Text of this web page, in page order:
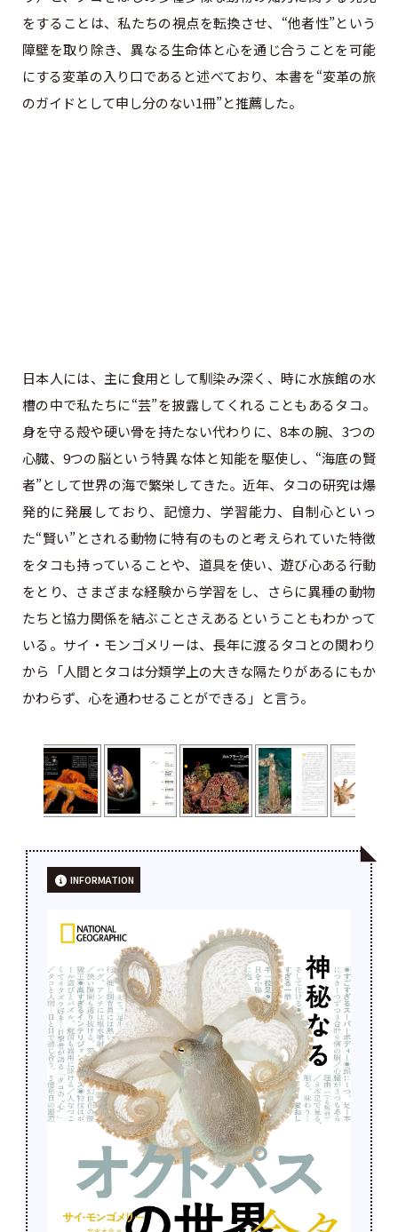
をすることは、私たちの視点を転換させ、“他者性”という
障壁を取り除き、異なる生命体と心を通じ合うことを可能
にする変革の入り口であると述べており、本書を“変革の旅
のガイドとして申し分のない1冊”と推薦した。
日本人には、主に食用として馴染み深く、時に水族館の水
槽の中で私たちに“芸”を披露してくれることもあるタコ。
身を守る殻や硬い骨を持たない代わりに、8本の腕、3つの
心臓、9つの脳という特異な体と知能を駆使し、“海底の賢
者”として世界の海で繁栄してきた。近年、タコの研究は爆
発的に発展しており、記憶力、学習能力、自制心といっ
た“賢い”とされる動物に特有のものと考えられていた特徴
をタコも持っていることや、道具を使い、遊び心ある行動
をとり、さまざまな経験から学習をし、さらに異種の動物
たちと協力関係を結ぶことさえあるということもわかって
いる。サイ・モンゴメリーは、長年に渡るタコとの関わり
から「人間とタコは分類学上の大きな隔たりがあるにもか
かわらず、心を通わせることができる」と言う。
INFORMATION